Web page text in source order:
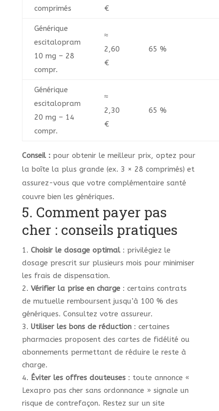
comprimés
€
Générique
escitalopram
10 mg – 28
compr.
≈
2,60
€
65 %
Générique
escitalopram
20 mg – 14
compr.
≈
2,30
€
65 %
Conseil :pour obtenir le meilleur prix, optez pour
la boîte la plus grande (ex. 3 × 28 comprimés) et
assurez-vous que votre complémentaire santé
couvre bien les génériques.
5. Comment payer pas
cher : conseils pratiques
Choisir le dosage optimal: privilégiez le
dosage prescrit sur plusieurs mois pour minimiser
les frais de dispensation.
Vérifier la prise en charge: certains contrats
de mutuelle remboursent jusqu’à 100 % des
génériques. Consultez votre assureur.
Utiliser les bons de réduction: certaines
pharmacies proposent des cartes de fidélité ou
abonnements permettant de réduire le reste à
charge.
Éviter les offres douteuses: toute annonce «
Lexapro pas cher sans ordonnance » signale un
risque de contrefaçon. Restez sur un site